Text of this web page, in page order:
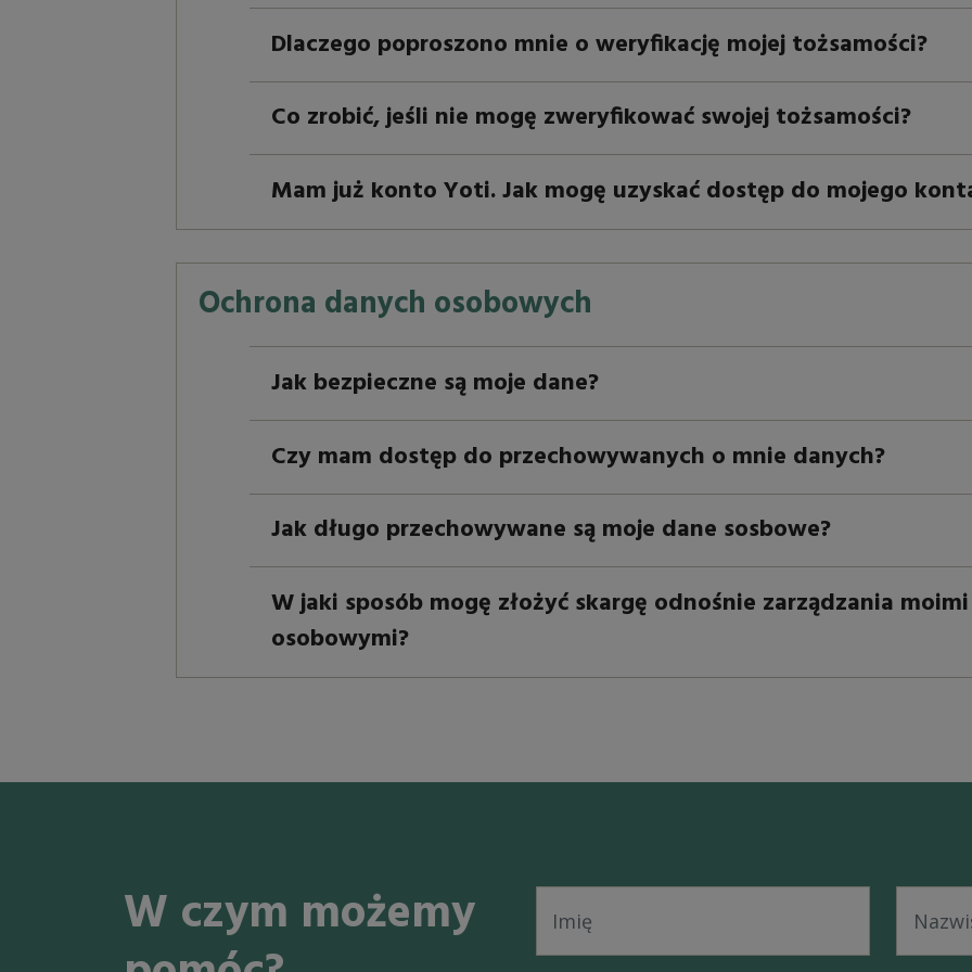
Dlaczego poproszono mnie o weryfikację mojej tożsamości?
Co zrobić, jeśli nie mogę zweryfikować swojej tożsamości?
Mam już konto Yoti. Jak mogę uzyskać dostęp do mojego
Ochrona danych osobowych
Jak bezpieczne są moje dane?
Czy mam dostęp do przechowywanych o mnie danych?
Jak długo przechowywane są moje dane sosbowe?
W jaki sposób mogę złożyć skargę odnośnie zarządzania
osobowymi?
W czym możemy